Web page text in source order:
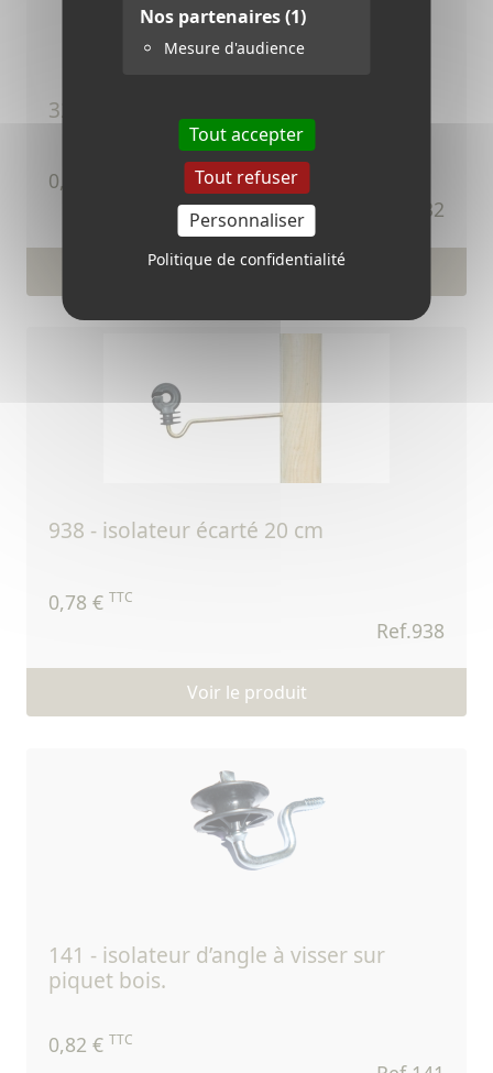
Nos partenaires(1)
Mesure d'audience
Tout accepter
Tout refuser
Personnaliser
Politique de confidentialité
0,18 €
Ref.32
Voir le produit
938 - isolateur écarté 20 cm
0,78 € TTC
Ref.938
Voir le produit
141 - isolateur d’angle à visser sur
piquet bois.
0,82 € TTC